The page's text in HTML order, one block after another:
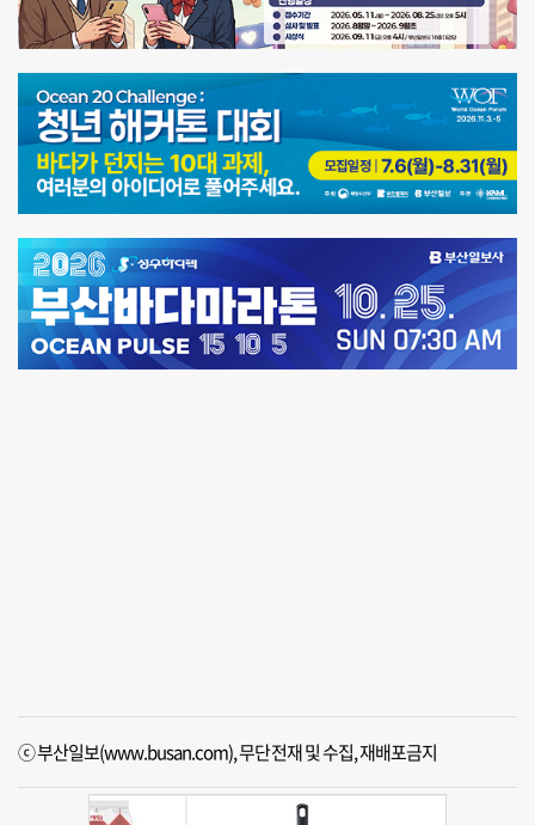
ⓒ 부산일보(www.busan.com), 무단전재 및 수집, 재배포금지